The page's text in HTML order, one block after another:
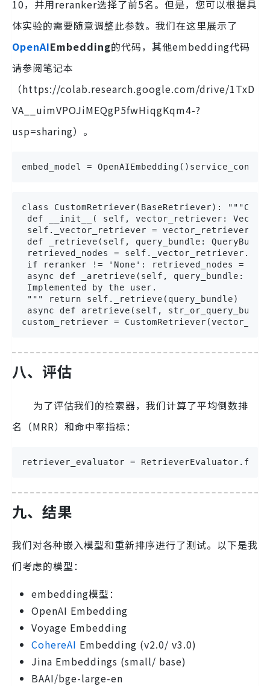
10，并用reranker选择了前5名。但是，您可以根据具
体实验的需要随意调整此参数。我们在这里展示了
OpenAIEmbedding的代码，其他embedding代码
请参阅笔记本
（https://colab.research.google.com/drive/1TxD
VA__uimVPOJiMEQgP5fwHiqgKqm4-?
usp=sharing）。
embed_model =
class CustomRetriever(BaseRetriever):
def __init__( self, vector_retriever:
self._vector_retriever = vector_retriever
def _retrieve(self, query_bundle:
retrieved_nodes =
if reranker != 'None': retrieved_nodes =
async def _aretrieve(self, query_bundle:
Implemented by the user.
""" return self._retrieve(query_bundle)
async def aretrieve(self,
custom_retriever =
八、评估
为了评估我们的检索器，我们计算了平均倒数排
名（MRR）和命中率指标：
retriever_evaluator =
九、结果
我们对各种嵌入模型和重新排序进行了测试。以下是我
们考虑的模型：
embedding模型：
OpenAI Embedding
Voyage Embedding
CohereAI Embedding (v2.0/ v3.0)
Jina Embeddings (small/ base)
BAAI/bge-large-en